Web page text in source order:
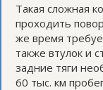
Такая сложная
проходить
же время
также втулок и
задние тяги
60 тыс. км